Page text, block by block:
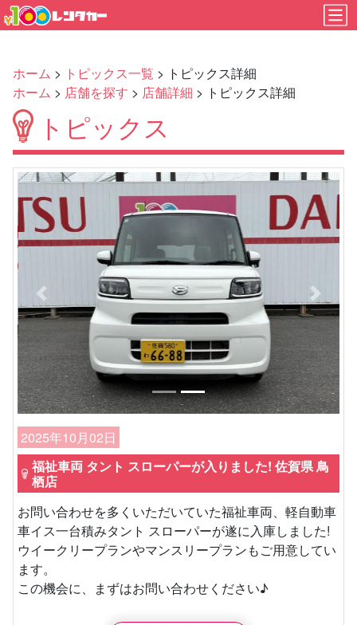
ホーム > トピックス一覧 > トピックス詳細
ホーム > 店舗を探す > 店舗詳細 > トピックス詳細
トピックス
Previous Next
2025年10月02日
福祉車両 タント スローパーが入りました! 佐賀県 鳥
栖店
お問い合わせを多くいただいていた福祉車両、軽自動車
車イス一台積みタント スローパーが遂に入庫しました!
ウイークリープランやマンスリープランもご用意してい
ます。
この機会に、まずはお問い合わせください♪